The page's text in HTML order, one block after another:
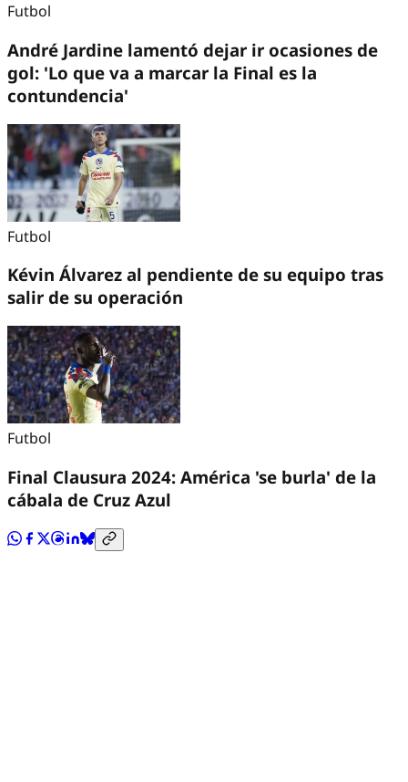
Futbol
André Jardine lamentó dejar ir ocasiones de
gol: 'Lo que va a marcar la Final es la
contundencia'
Futbol
Kévin Álvarez al pendiente de su equipo tras
salir de su operación
Futbol
Final Clausura 2024: América 'se burla' de la
cábala de Cruz Azul